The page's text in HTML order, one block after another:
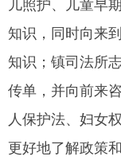
儿照护、儿童早
知识，同时向来
知识；镇司法所
传单，并向前来
人保护法、妇女
更好地了解政策